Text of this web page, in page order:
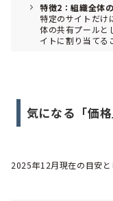
特徴2：組織全体
特定のサイトだけ
体の共有プールと
イトに割り当てる
気になる「価
2025年12月現在の目安と